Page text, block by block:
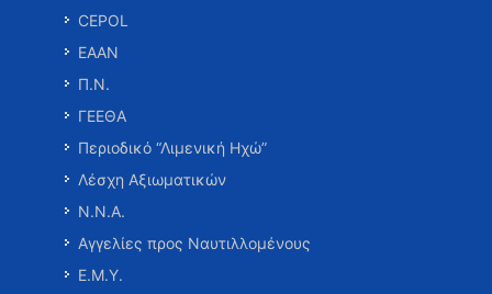
CEPOL
ΕΑΑΝ
Π.Ν.
ΓΕΕΘΑ
Περιοδικό “Λιμενική Ηχώ”
Λέσχη Αξιωματικών
Ν.Ν.Α.
Αγγελίες προς Ναυτιλλομένους
Ε.Μ.Υ.